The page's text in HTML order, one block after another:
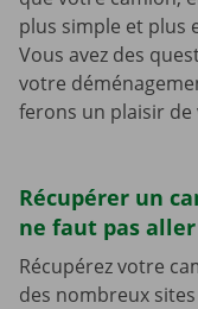
plus simple et plus
Vous avez des
votre
ferons un plaisir de
Récupérer un
ne faut pas
Récupérez votre
des nombreux